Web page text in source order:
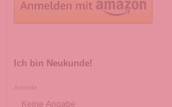
Ich bin Neukunde!
Persönliche Informationen
Anrede